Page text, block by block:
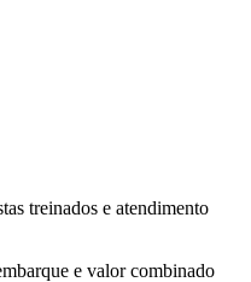
treinados e atendimento
e valor combinado